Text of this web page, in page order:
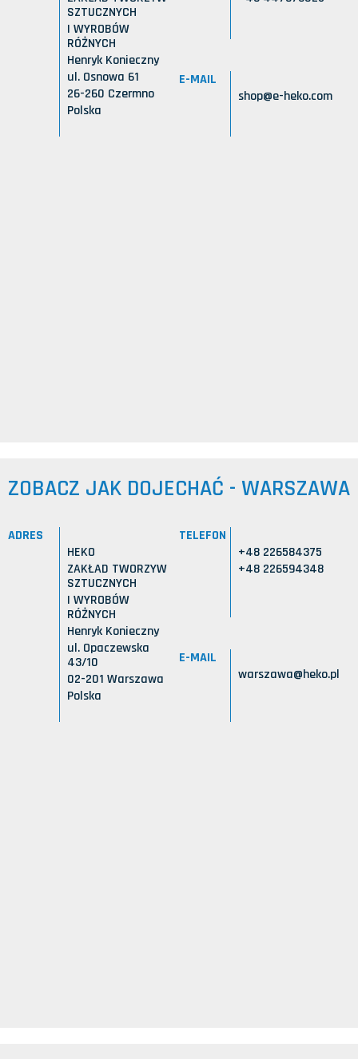
SZTUCZNYCH
I WYROBÓW
RÓŻNYCH
Henryk Konieczny
ul. Osnowa 61
26-260 Czermno
Polska
E-MAIL
shop@e-heko.com
ZOBACZ JAK DOJECHAĆ - WARSZAWA
ADRES
HEKO
ZAKŁAD TWORZYW
SZTUCZNYCH
I WYROBÓW
RÓŻNYCH
Henryk Konieczny
ul. Opaczewska
43/10
02-201 Warszawa
Polska
TELEFON
+48 226584375
+48 226594348
E-MAIL
warszawa@heko.pl